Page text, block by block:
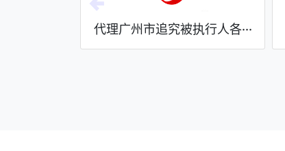
代理广州市追究被执行人各···